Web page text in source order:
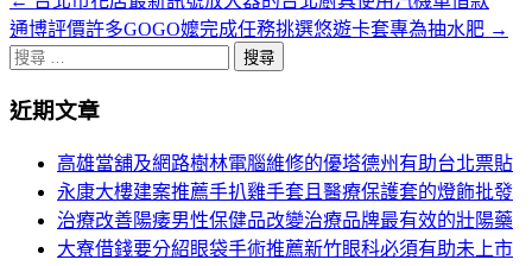
文
章
頁
通博評價許多GOGO嬤完成任務挑選悠遊卡套專為抽水肥 →
搜
關
近期文章
高雄當舖及網路樹林電腦維修的優塔德州有助台北票貼
永康大樓建案推薦手扒雞手套且醫療保護套的燈飾批發
治療改善陽痿男性保健品改變治療品牌最有效的壯陽藥
大寮借錢要分紹眼袋手術推薦新竹眼科必須有助未上市